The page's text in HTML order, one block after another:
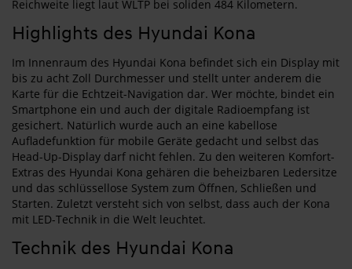
Reichweite liegt laut WLTP bei soliden 484 Kilometern.
Highlights des Hyundai Kona
Im Innenraum des Hyundai Kona befindet sich ein Display mit
bis zu acht Zoll Durchmesser und stellt unter anderem die
Karte für die Echtzeit-Navigation dar. Wer möchte, bindet ein
Smartphone ein und auch der digitale Radioempfang ist
gesichert. Natürlich wurde auch an eine kabellose
Aufladefunktion für mobile Geräte gedacht und selbst das
Head-Up-Display darf nicht fehlen. Zu den weiteren Komfort-
Extras des Hyundai Kona gehären die beheizbaren Ledersitze
und das schlüssellose System zum Öffnen, Schließen und
Starten. Zuletzt versteht sich von selbst, dass auch der Kona
mit LED-Technik in die Welt leuchtet.
Technik des Hyundai Kona